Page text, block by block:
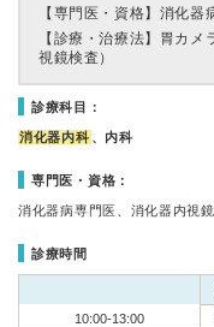
【専門医・資格】 消化器
【診療・治療法】 胃カメ
視鏡検査）
診療科目：
消化器内科 、内科
専門医・資格：
消化器病専門医、消化器内視
診療時間
10:00-13:00